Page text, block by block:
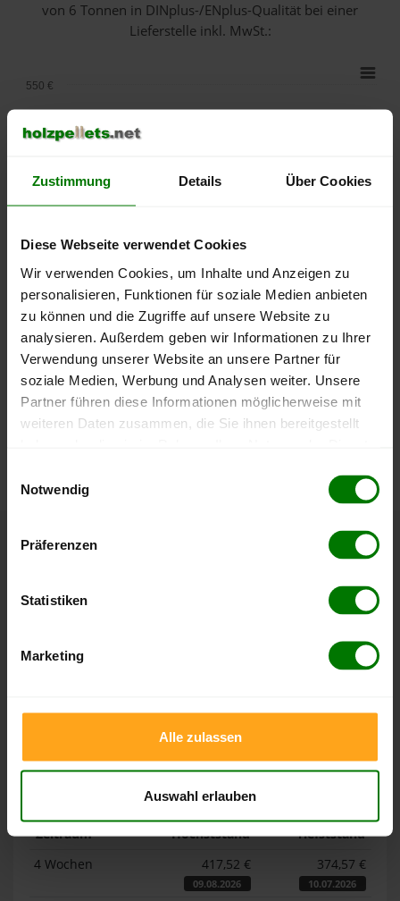
Zustimmung Details Über Cookies
Diese Webseite verwendet Cookies
Wir verwenden Cookies, um Inhalte und Anzeigen zu
personalisieren, Funktionen für soziale Medien anbieten
zu können und die Zugriffe auf unsere Website zu
analysieren. Außerdem geben wir Informationen zu Ihrer
Verwendung unserer Website an unsere Partner für
soziale Medien, Werbung und Analysen weiter. Unsere
Partner führen diese Informationen möglicherweise mit
weiteren Daten zusammen, die Sie ihnen bereitgestellt
Notwendig
Präferenzen
Statistiken
Marketing
Alle zulassen
Auswahl erlauben
von 6 Tonnen in DINplus-/ENplus-Qualität bei einer
Lieferstelle inkl. MwSt.:
lose Ware Sackware
September
2025
Januar
2026
Mai
2026
250 €
300 €
350 €
400 €
500 €
550 €
Die aktuelle Preisentwicklung für Holzpellets in Deutschland
Höchst- und Tiefststände der
Pelletspreise in Seybothenreuth
Pelletspreise für lose Holzpellets und Holzpellets
. Das dazugehörige Datum
Zeitraum erreicht wurde.
Lose Holzpellets
Zeitraum Höchststand
Tiefststand
4 Wochen
417,52 €
09.08.2026
374,57 €
10.07.2026